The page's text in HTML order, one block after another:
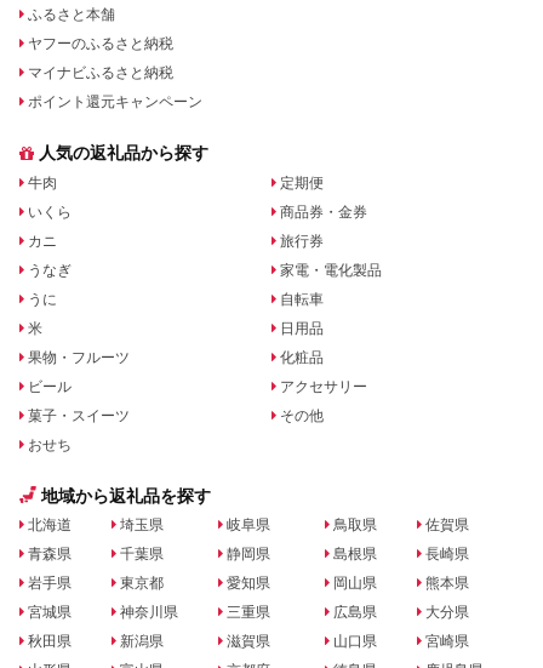
ふるさと本舗
ヤフーのふるさと納税
マイナビふるさと納税
ポイント還元キャンペーン
人気の返礼品から探す
牛肉
いくら
カニ
うなぎ
うに
米
果物・フルーツ
ビール
菓子・スイーツ
おせち
定期便
商品券・金券
旅行券
家電・電化製品
自転車
日用品
化粧品
アクセサリー
その他
地域から返礼品を探す
北海道
青森県
岩手県
宮城県
秋田県
埼玉県
千葉県
東京都
神奈川県
新潟県
岐阜県
静岡県
愛知県
三重県
滋賀県
鳥取県
島根県
岡山県
広島県
山口県
佐賀県
長崎県
熊本県
大分県
宮崎県